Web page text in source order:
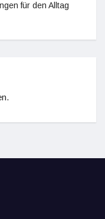
für den Alltag